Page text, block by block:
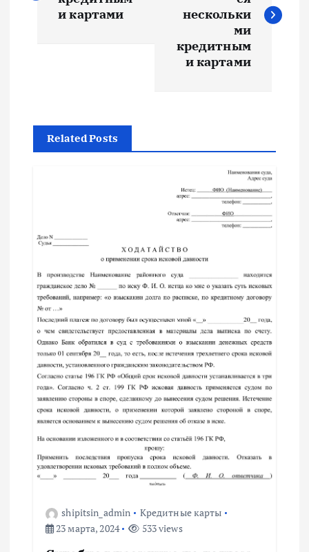
а
ц
я
о
з
а
п
и
с
и картами
нескольки
ми
кредитным
и картами
Related Posts
shipitsin_admin
Кредитные карты
23 марта, 2024
533 views